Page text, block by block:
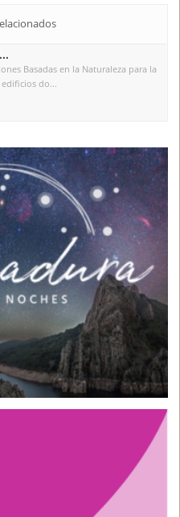
Basadas en la Naturaleza para la
do...